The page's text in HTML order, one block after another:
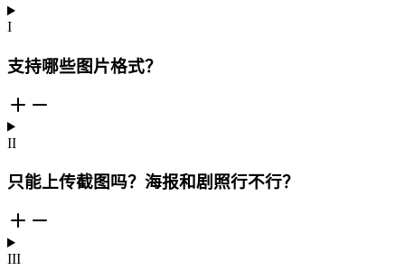
I
支持哪些图片格式？
II
只能上传截图吗？海报和剧照行不行？
III